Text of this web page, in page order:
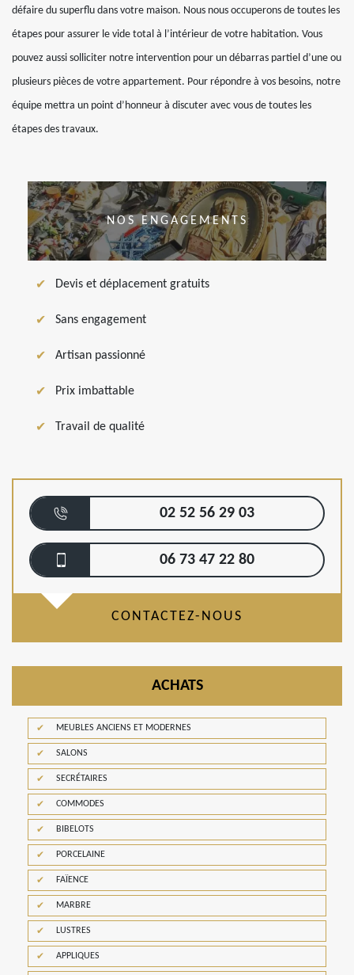
défaire du superflu dans votre maison. Nous nous occuperons de toutes les
étapes pour assurer le vide total à l’intérieur de votre habitation. Vous
pouvez aussi solliciter notre intervention pour un débarras partiel d’une ou
plusieurs pièces de votre appartement. Pour répondre à vos besoins, notre
équipe mettra un point d’honneur à discuter avec vous de toutes les
étapes des travaux.
NOS ENGAGEMENTS
Devis et déplacement gratuits
Sans engagement
Artisan passionné
Prix imbattable
Travail de qualité
02 52 56 29 03
06 73 47 22 80
CONTACTEZ-NOUS
ACHATS
MEUBLES ANCIENS ET MODERNES
SALONS
SECRÉTAIRES
COMMODES
BIBELOTS
PORCELAINE
FAÏENCE
MARBRE
LUSTRES
APPLIQUES